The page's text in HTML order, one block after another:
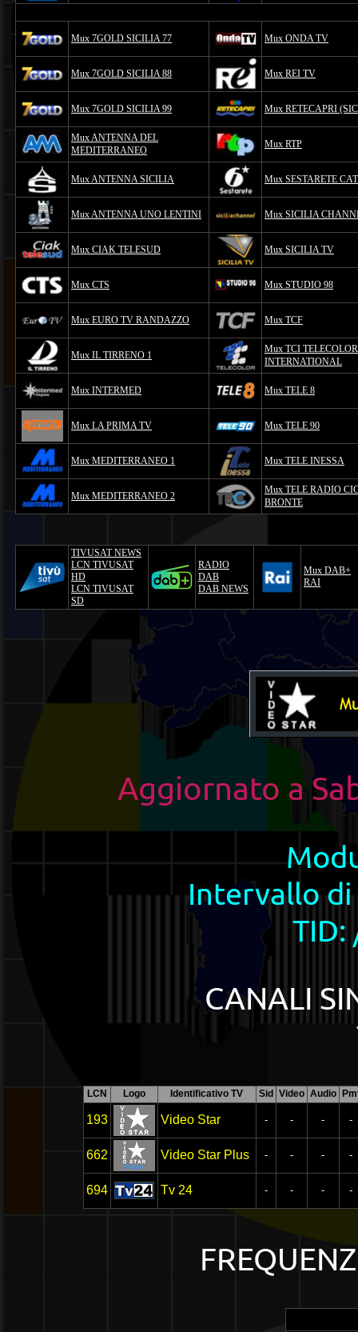
Mux 7GOLD SICILIA 77 Mux ONDA TV
Mux 7GOLD SICILIA 88 Mux REI TV
Mux 7GOLD SICILIA 99 Mux RETECAPRI
Mux ANTENNA DEL
MEDITERRANEO
Mux RTP
Mux ANTENNA SICILIA Mux SESTARETE
Mux ANTENNA UNO LENTINI Mux SICILIA
Mux CIAK TELESUD Mux SICILIA TV
Mux CTS Mux STUDIO 98
Mux EURO TV RANDAZZO Mux TCF
Mux IL TIRRENO 1
Mux TCI TELECOLOR
INTERNATIONAL
Mux INTERMED Mux TELE 8
Mux LA PRIMA TV Mux TELE 90
Mux MEDITERRANEO 1 Mux TELE INESSA
Mux MEDITERRANEO 2
Mux TELE RADIO
BRONTE
TIVUSAT NEWS
LCN TIVUSAT
HD
LCN TIVUSAT
SD
RADIO
DAB
DAB NEWS
Mux DAB+
RAI
Aggiornato a
Intervallo di
TID:
CANALI
LCN Logo Identificativo TV Sid Video Audio
193 Video Star - - - -
662 Video Star Plus - - - -
694 Tv 24 - - - -